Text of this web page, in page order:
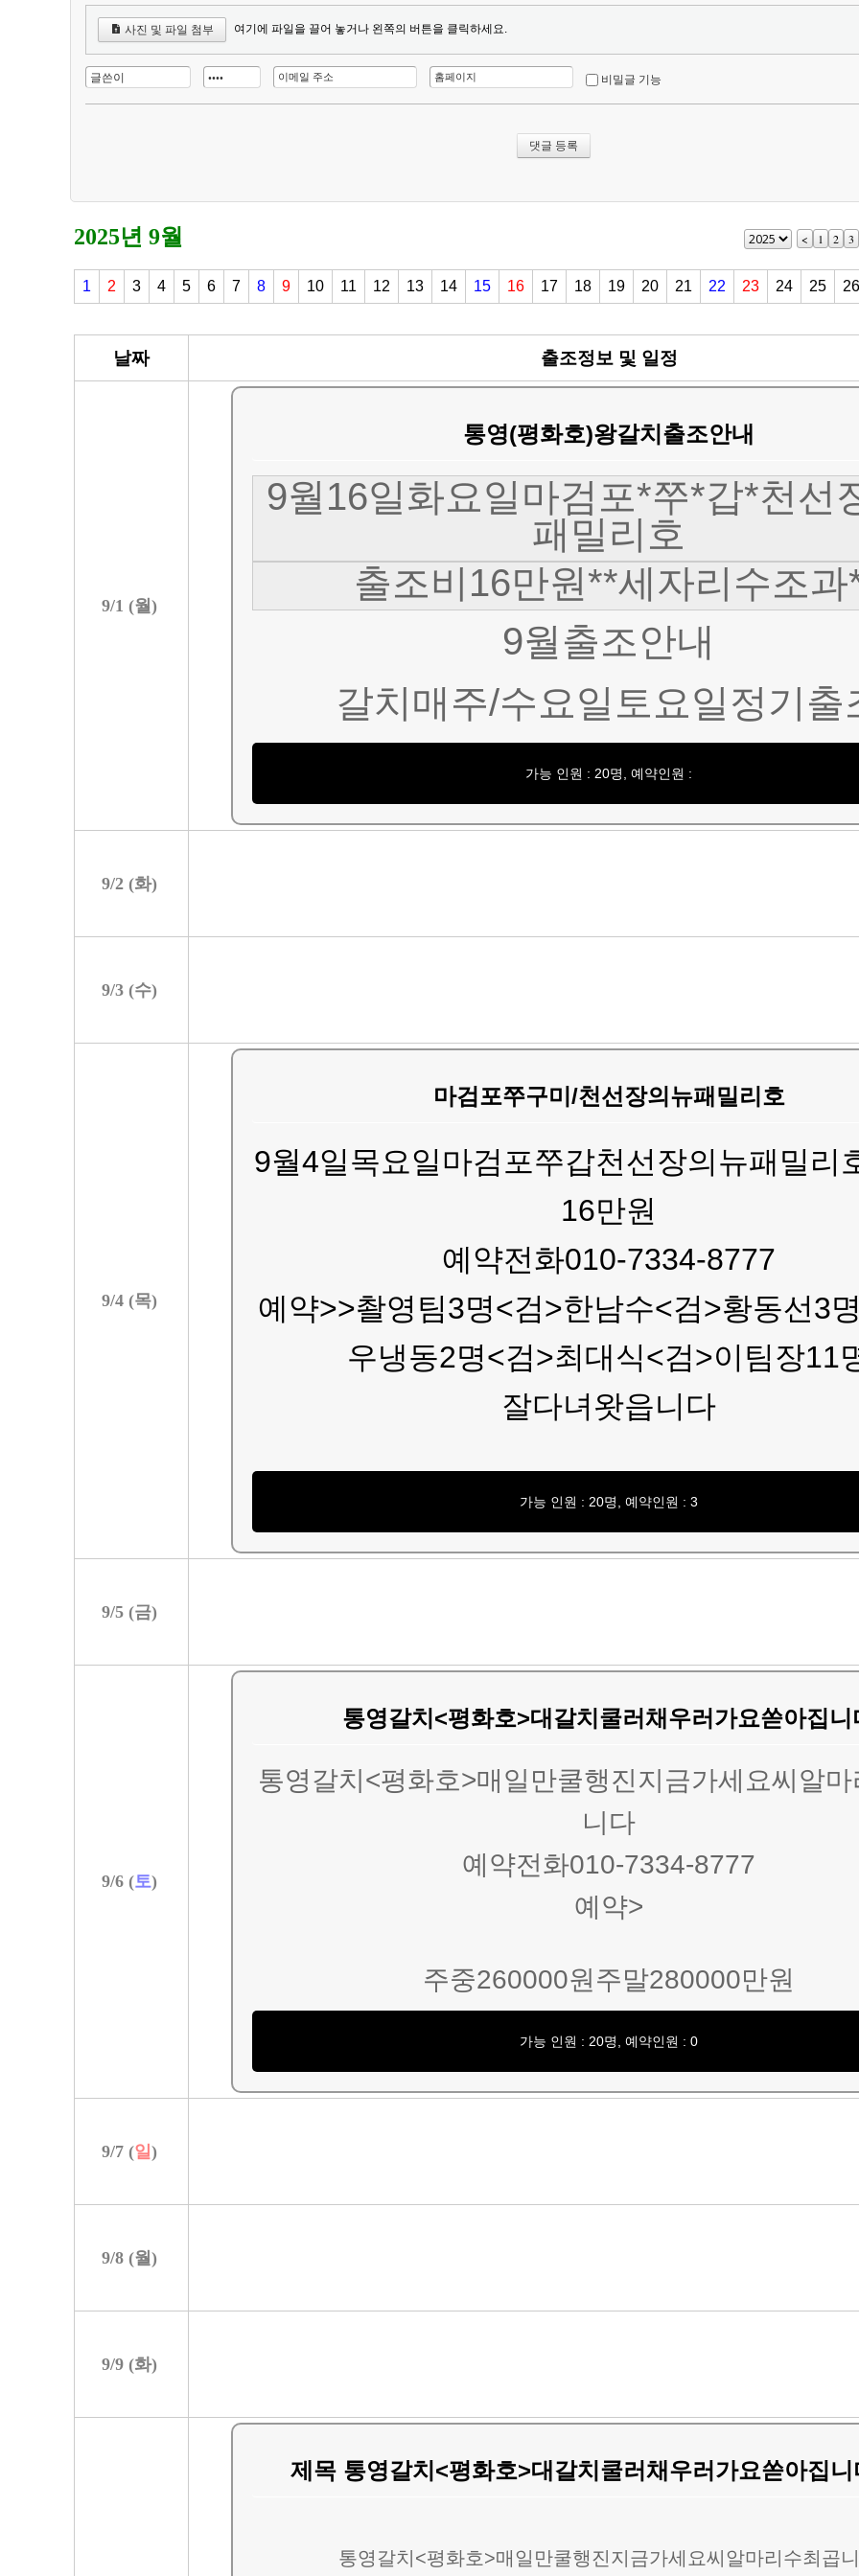
사진 및 파일 첨부 여기에 파일을 끌어 놓거나 왼쪽의 버튼을 클릭하세요.
비밀글 기능
2025년 9월 < 1 2 3
1 2 3 4 5 6 7 8 9 10 11 12 13 14 15 16 17 18 19 20 21 22 23 24 25 26
날짜 출조정보 및 일정
9/1 (월 )
통영(평화호)왕갈치출조안내
9월16일화요일마검포*쭈*갑*천선
패밀리호
출조비16만원**세자리수조과
9월출조안내
갈치매주/수요일토요일정기출
가능 인원 : 20명, 예약인원 :
9/2(화)
9/3(수)
9/4(목)
마검포쭈구미/천선장의뉴패밀리호
9월4일목요일마검포쭈갑천선장의뉴패밀리
16만원
예약전화010-7334-8777
예약>>촬영팀3명<검>한남수<검>황동선3
우냉동2명<검>최대식<검>이팀장11
잘다녀왓읍니다
가능 인원 : 20명, 예약인원 : 3
9/5(금)
9/6(토)
통영갈치<평화호>대갈치쿨러채우러가요쏟아집
통영갈치<평화호>매일만쿨행진지금가세요씨알
니다
예약전화010-7334-8777
예약>
주중260000원주말280000만원
가능 인원 : 20명, 예약인원 : 0
9/7(일)
9/8(월 )
9/9(화)
제목 통영갈치<평화호>대갈치쿨러채우러가요쏟아집
통영갈치<평화호>매일만쿨행진지금가세요씨알마리수최곱